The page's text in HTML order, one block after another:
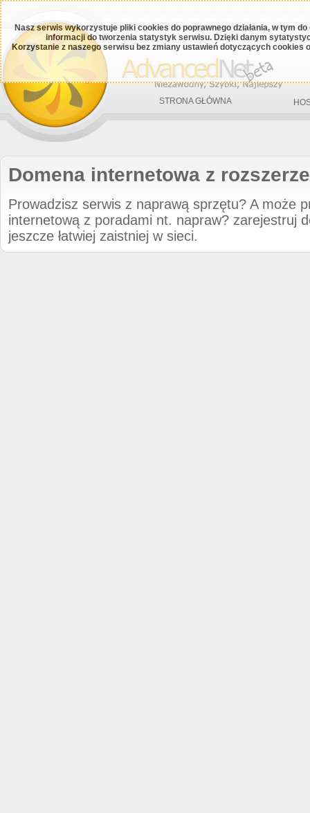
Nasz serwis wykorzystuje pliki cookies do poprawnego działania, w tym
informacji do tworzenia statystyk serwisu. Dzięki danym
Korzystanie z naszego serwisu bez zmiany ustawień dotyczących cookies
STRONA GŁÓWNA
Domena internetowa z
Prowadzisz serwis z naprawą sprzętu? A może
internetową z poradami nt. napraw? zarejestruj
jeszcze łatwiej zaistniej w sieci.